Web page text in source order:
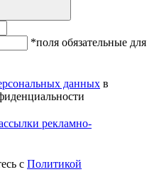
*поля обязательные для
данных в
рекламно-
с Политикой